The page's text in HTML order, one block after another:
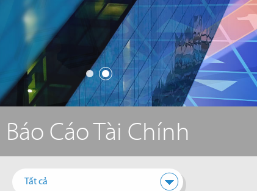
BÁO CÁO THƯỜNG NIÊN
BÁO CÁO TÀI CHÍNH
BÁO CÁO QUẢN TRỊ CÔNG TY
TIN CÔNG TY
Báo Cáo Tài Chính
Tất cả